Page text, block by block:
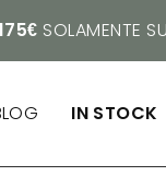
SOLAMENTE
IN STOCK